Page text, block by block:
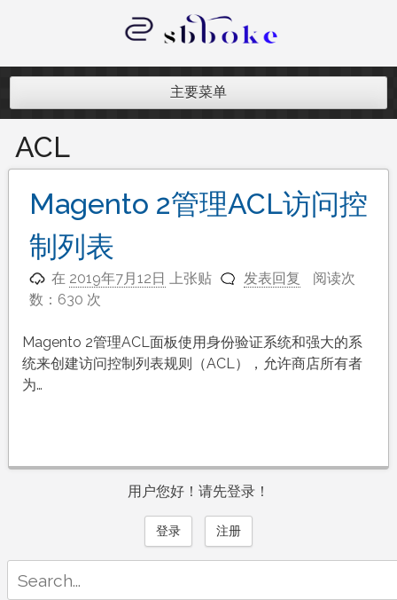
内
记录跨境电商独立站开发遇到的点点
主要菜单
ACL
Magento 2管理ACL访问控
制列表
在 2019年7月12日 上张贴 发表回复
阅读次
数：630 次
Magento 2管理ACL面板使用身份验证系统和强大的系
统来创建访问控制列表规则（ACL），允许商店所有者
为…
用户您好！请先登录！
登录 注册
for: